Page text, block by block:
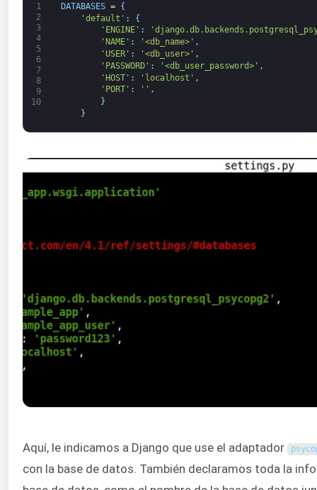
1
2
3
4
5
6
7
8
9
10
DATABASES =
{
'default' :
{
'ENGINE' :
'NAME' : '<db_name>' ,
'USER' : '<db_user>' ,
'PASSWORD' : '<db_user_password>' ,
'HOST' : 'localhost' ,
'PORT' : '' ,
}
}
Aquí, le indicamos a Django que use el adaptador
con la base de datos. También declaramos toda la